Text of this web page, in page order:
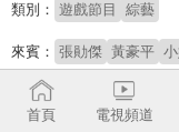
類別： 遊戲節目 綜藝
來賓： 張勛傑 黃豪平
主持：
蔡尚樺
首頁
電視頻道